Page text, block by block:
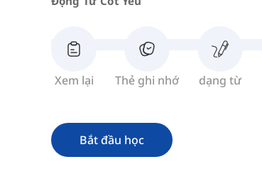
Xem lại Thẻ ghi nhớ dạng từ
Bắt đầu học